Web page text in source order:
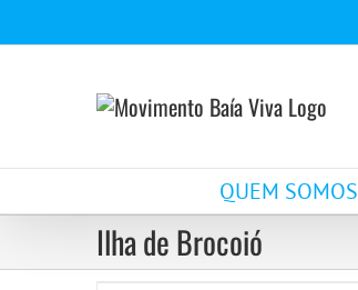
para
QUEM SOMOS
Ilha de Brocoió
Da UniMAR à
Conferência